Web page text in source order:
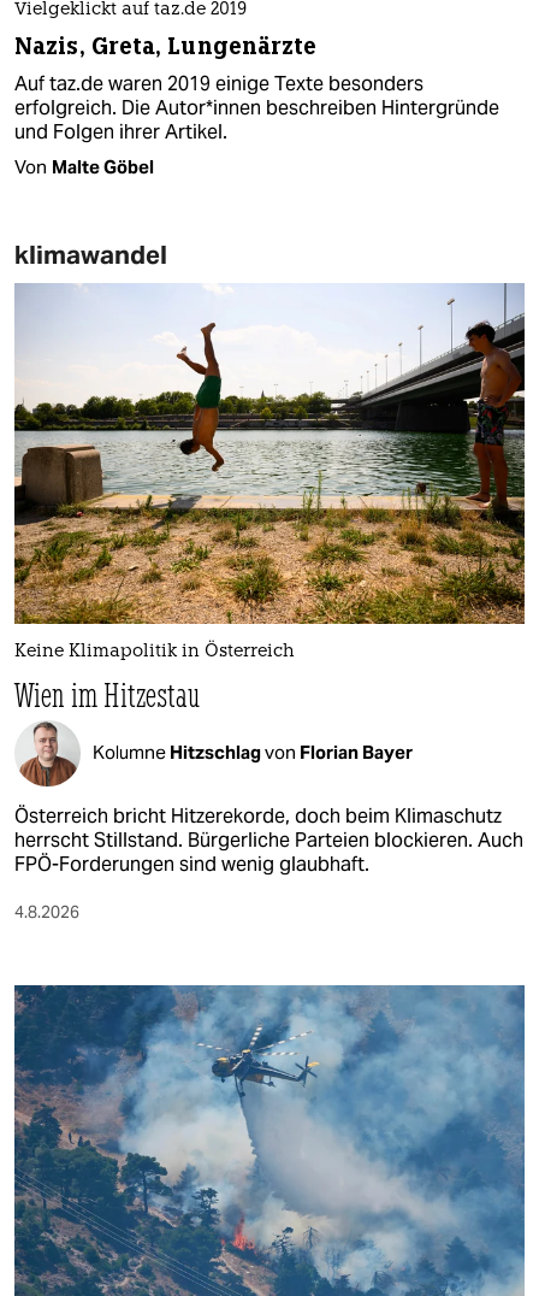
Vielgeklickt auf taz.de 2019
Nazis, Greta, Lungenärzte
Auf taz.de waren 2019 einige Texte besonders
erfolgreich. Die Au­to­r*in­nen beschreiben Hintergründe
und Folgen ihrer Artikel.
Von Malte Göbel
klimawandel
Keine Klimapolitik in Österreich
Wien im Hitzestau
Kolumne Hitzschlagvon Florian Bayer
Österreich bricht Hitzerekorde, doch beim Klimaschutz
herrscht Stillstand. Bürgerliche Parteien blockieren. Auch
FPÖ-Forderungen sind wenig glaubhaft.
4.8.2026